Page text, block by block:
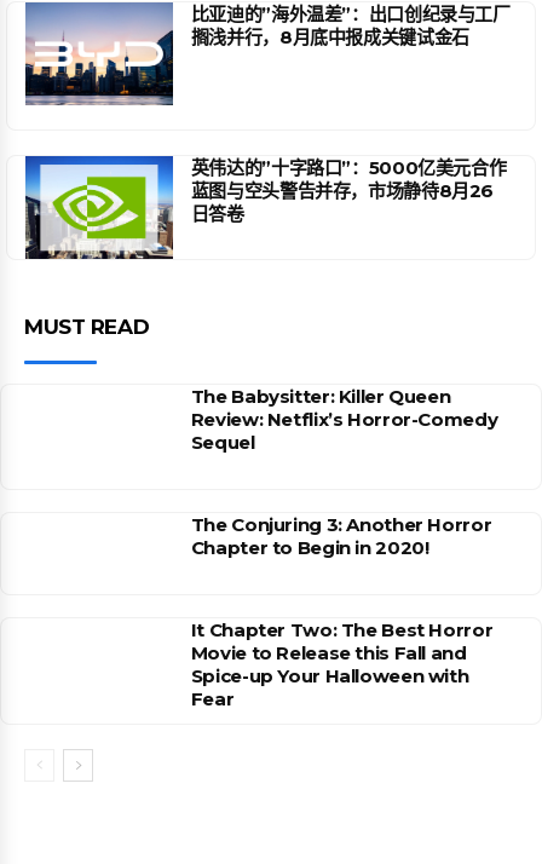
比亚迪的”海外温差”：出口创纪录与工厂
搁浅并行，8月底中报成关键试金石
英伟达的”十字路口”：5000亿美元合作
蓝图与空头警告并存，市场静待8月26
日答卷
MUST READ
The Babysitter: Killer Queen
Review: Netflix’s Horror-Comedy
Sequel
The Conjuring 3: Another Horror
Chapter to Begin in 2020!
It Chapter Two: The Best Horror
Movie to Release this Fall and
Spice-up Your Halloween with
Fear